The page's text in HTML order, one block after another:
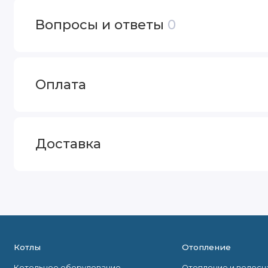
Вопросы и ответы 0
Оплата
Доставка
Котлы Отопление